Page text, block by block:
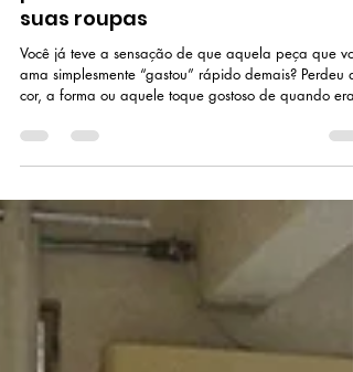
2 de abr. 3 min de leitura
ninguém te contou, mas que
podem aumentar a vida útil das
suas roupas
Você já teve a sensação de que aquela peça que
ama simplesmente “gastou” rápido demais? Perdeu a
cor, a forma ou aquele toque gostoso de quando era
nova? A verdade é que, na maioria das vezes, o
problema não está na qualidade da roupa — mas
pequenos hábitos do dia a dia que ninguém nunca te
ensinou. Cuidar bem das roupas vai muito além de